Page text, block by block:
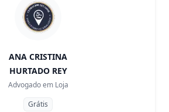
ANA CRISTINA
HURTADO REY
Advogado em Loja
Grátis